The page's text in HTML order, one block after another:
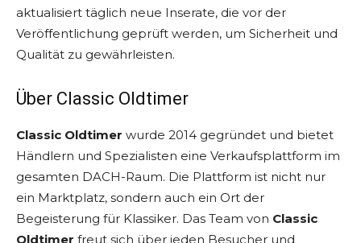
aktualisiert täglich neue Inserate, die vor der
Veröffentlichung geprüft werden, um Sicherheit und
Qualität zu gewährleisten.
Über Classic Oldtimer
Classic Oldtimer wurde 2014 gegründet und bietet
Händlern und Spezialisten eine Verkaufsplattform im
gesamten DACH-Raum. Die Plattform ist nicht nur
ein Marktplatz, sondern auch ein Ort der
Begeisterung für Klassiker. Das Team von Classic
Oldtimer freut sich über jeden Besucher und